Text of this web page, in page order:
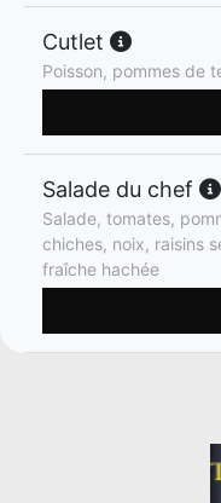
Cutlet
Poisson, pommes de
Salade du chef
Salade, tomates,
chiches, noix, raisins
fraîche hachée